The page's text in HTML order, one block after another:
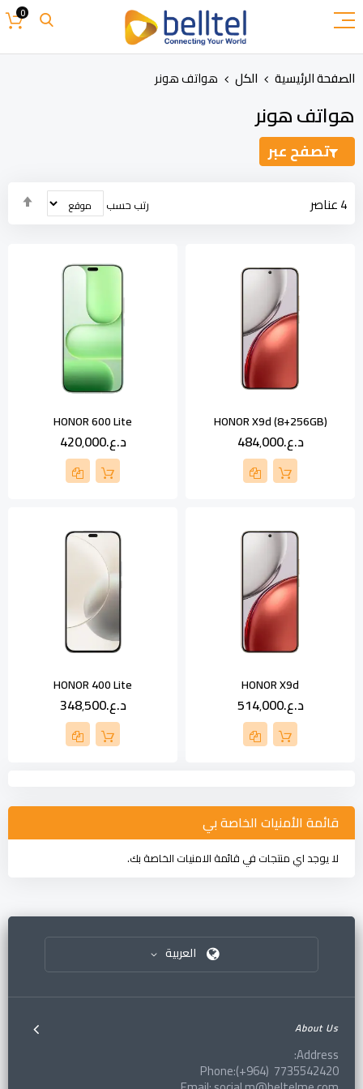
إلى
المحتوى
0
الصفحة الرئيسية الكل هواتف هونر
هواتف هونر
4عناصر رتب حسب
HONOR X9d (8+256GB)
د.ع.‏484٬000
HONOR 600 Lite
د.ع.‏420٬000
HONOR X9d
د.ع.‏514٬000
HONOR 400 Lite
د.ع.‏348٬500
تصفح عبر
قائمة الأمنيات الخاصة بي
لا يوجد اي منتجات في قائمة الامنيات الخاصة بك.
العربية
About Us
Address:
Phone:(+964) 7735542420